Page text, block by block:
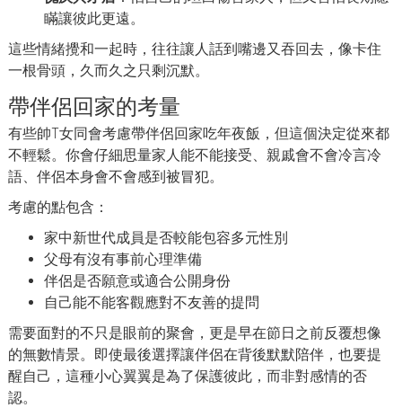
瞞讓彼此更遠。
這些情緒攪和一起時，往往讓人話到嘴邊又吞回去，像卡住
一根骨頭，久而久之只剩沉默。
帶伴侶回家的考量
有些帥T女同會考慮帶伴侶回家吃年夜飯，但這個決定從來都
不輕鬆。你會仔細思量家人能不能接受、親戚會不會冷言冷
語、伴侶本身會不會感到被冒犯。
考慮的點包含：
家中新世代成員是否較能包容多元性別
父母有沒有事前心理準備
伴侶是否願意或適合公開身份
自己能不能客觀應對不友善的提問
需要面對的不只是眼前的聚會，更是早在節日之前反覆想像
的無數情景。即使最後選擇讓伴侶在背後默默陪伴，也要提
醒自己，這種小心翼翼是為了保護彼此，而非對感情的否
認。